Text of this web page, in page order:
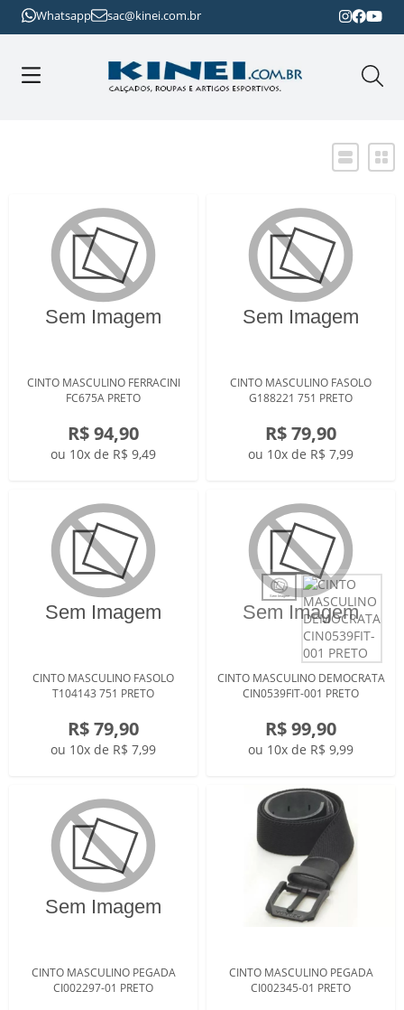
Whatsapp sac@kinei.com.br
CINTO MASCULINO FERRACINI
FC675A PRETO
R$ 94,90
ou 10x de R$ 9,49
CINTO MASCULINO FASOLO
G188221 751 PRETO
R$ 79,90
ou 10x de R$ 7,99
CINTO MASCULINO FASOLO
T104143 751 PRETO
R$ 79,90
ou 10x de R$ 7,99
CINTO MASCULINO DEMOCRATA
CIN0539FIT-001 PRETO
R$ 99,90
ou 10x de R$ 9,99
CINTO MASCULINO PEGADA
CI002297-01 PRETO
CINTO MASCULINO PEGADA
CI002345-01 PRETO